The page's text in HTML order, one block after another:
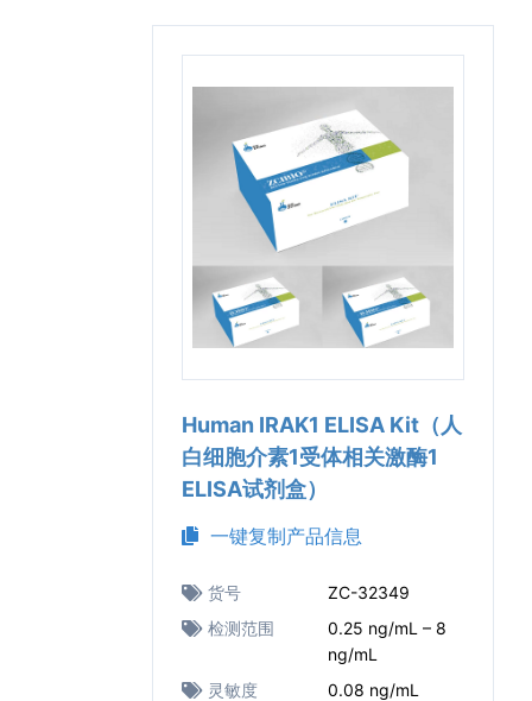
Human IRAK1 ELISA Kit（人
白细胞介素1受体相关激酶1
ELISA试剂盒）
一键复制产品信息
货号
ZC-32349
检测范围
0.25 ng/mL – 8
ng/mL
灵敏度
0.08 ng/mL